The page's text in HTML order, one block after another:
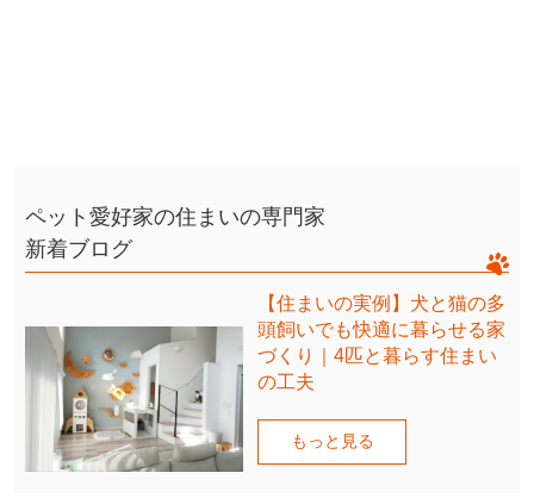
ペット愛好家の住まいの専門家
新着ブログ
【住まいの実例】犬と猫の多
頭飼いでも快適に暮らせる家
づくり｜4匹と暮らす住まい
の工夫
もっと見る